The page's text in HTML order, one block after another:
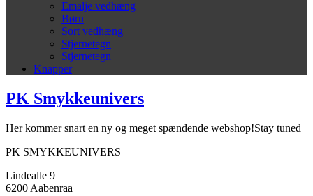
Emalje vedhæng
Børn
Sort vedhæng
Stjernetegn
Stjernetegn
Knapper
PK Smykkeunivers
Her kommer snart en ny og meget spændende webshop!Stay tuned
PK SMYKKEUNIVERS
Lindealle 9
6200 Aabenraa